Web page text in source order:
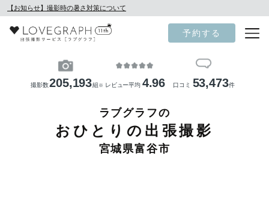
【お知らせ】撮影時の暑さ対策について
予約する
撮影数205,193組 ※ レビュー平均 4.96 口コミ 53,473件
ラブグラフの
おひとりの出張撮影
宮城県富谷市